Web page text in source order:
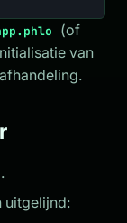
(of
van
uitgelijnd: